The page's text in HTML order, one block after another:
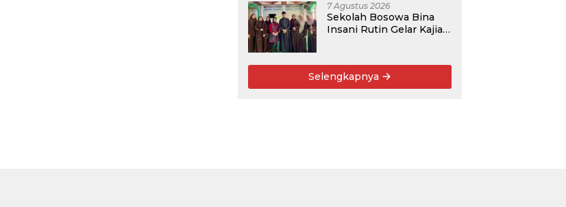
7 Agustus 2026
Sekolah Bosowa Bina
Insani Rutin Gelar Kajian
Umum
Selengkapnya